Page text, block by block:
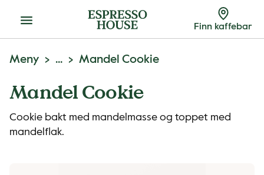
Meny Finn kaffebar
Meny ... Mandel Cookie
Mandel Cookie
Cookie bakt med mandelmasse og toppet med
mandelflak.